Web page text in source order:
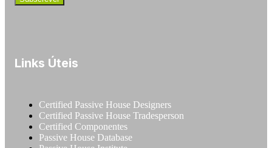
Links Úteis
Certified Passive House Designers
Certified Passive House Tradesperson
Certified Componentes
Passive House Database